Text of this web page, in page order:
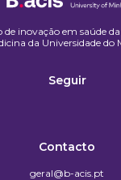
de inovação em saúde da
da Universidade do
Seguir
Contacto
geral@b-acis.pt